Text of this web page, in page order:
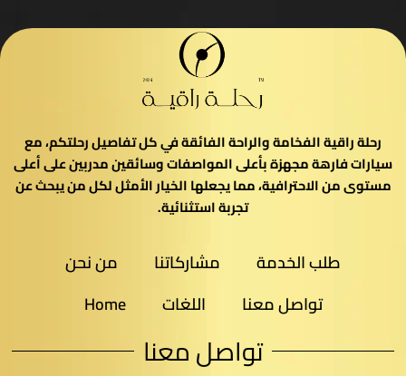
رحلة راقية الفخامة والراحة الفائقة في كل تفاصيل رحلتكم، مع
سيارات فارهة مجهزة بأعلى المواصفات وسائقين مدربين على أعلى
مستوى من الاحترافية، مما يجعلها الخيار الأمثل لكل من يبحث عن
تجربة استثنائية.
طلب الخدمة مشاركاتنا
من نحن
تواصل معنا
اللغات Home
تواصل معنا​